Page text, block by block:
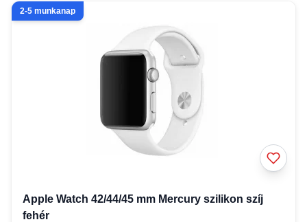
2-5 munkanap
Apple Watch 42/44/45 mm Mercury szilikon szíj
fehér